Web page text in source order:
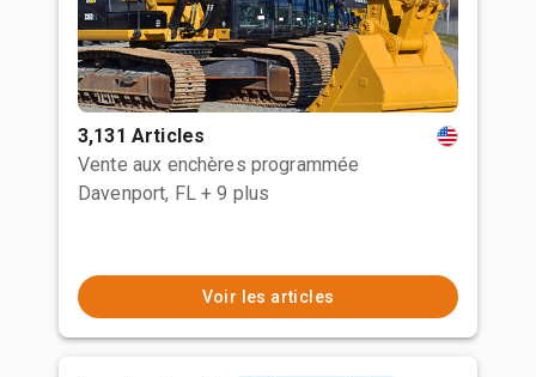
3,131 Articles
Vente aux enchères programmée
Davenport, FL + 9 plus
Voir les articles